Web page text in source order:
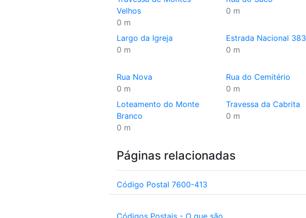
Velhos
0 m
0 m
Largo da Igreja
0 m
Estrada Nacional 383
0 m
Rua Nova
0 m
Rua do Cemitério
0 m
Loteamento do Monte
Branco
0 m
Travessa da Cabrita
0 m
Páginas relacionadas
Código Postal 7600-413
Códigos Postais - O que são